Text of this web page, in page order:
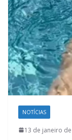
NOTÍCIAS
13 de janeiro